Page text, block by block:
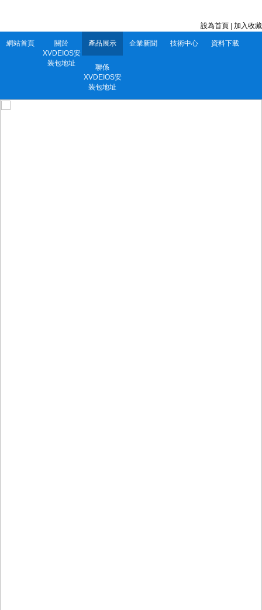
設為首頁 加入收藏
網站首頁
關於
XVDEIOS安
装包地址
產品展示 企業新聞 技術中心 資料下載
聯係
XVDEIOS安
装包地址